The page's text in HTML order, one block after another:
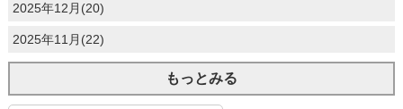
2025年12月(20)
2025年11月(22)
もっとみる